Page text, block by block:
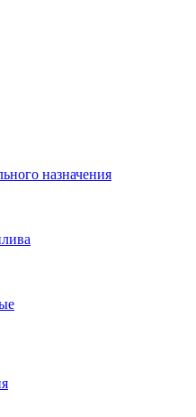
назначения